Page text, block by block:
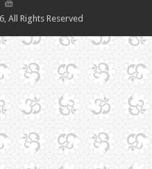
All Rights Reserved